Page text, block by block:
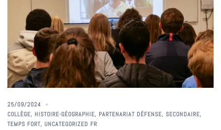
25/09/2024
COLLÈGE, HISTOIRE-GÉOGRAPHIE, PARTENARIAT DÉFENSE, SECONDAIRE,
TEMPS FORT, UNCATEGORIZED FR